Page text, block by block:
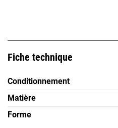
Fiche technique
Conditionnement
Matière
Forme